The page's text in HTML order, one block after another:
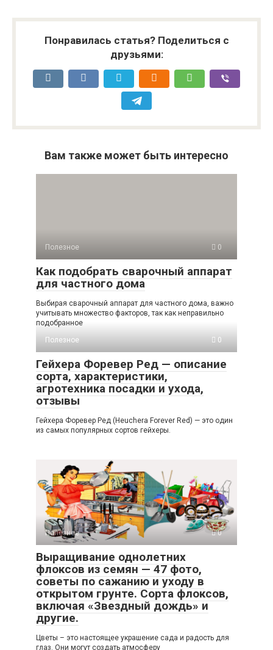
Понравилась статья? Поделиться с
друзьями:
Вам также может быть интересно
Полезное 0
Как подобрать сварочный аппарат
для частного дома
Выбирая сварочный аппарат для частного дома, важно
учитывать множество факторов, так как неправильно
подобранное
Полезное
0
Гейхера Форевер Ред — описание
сорта, характеристики,
агротехника посадки и ухода,
отзывы
Гейхера Форевер Ред (Heuchera Forever Red) — это один
из самых популярных сортов гейхеры.
Полезное 0
Выращивание однолетних
флоксов из семян — 47 фото,
советы по сажанию и уходу в
открытом грунте. Сорта флоксов,
включая «Звездный дождь» и
другие.
Цветы – это настоящее украшение сада и радость для
глаз. Они могут создать атмосферу